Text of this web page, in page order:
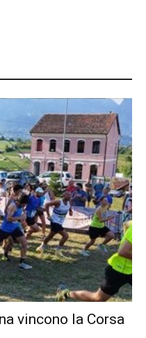
vincono la Corsa